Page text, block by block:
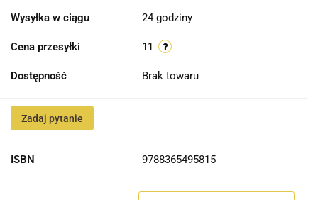
Wysyłka w ciągu 24 godziny
Cena przesyłki 11
Dostępność Brak towaru
Zadaj pytanie
ISBN 9788365495815